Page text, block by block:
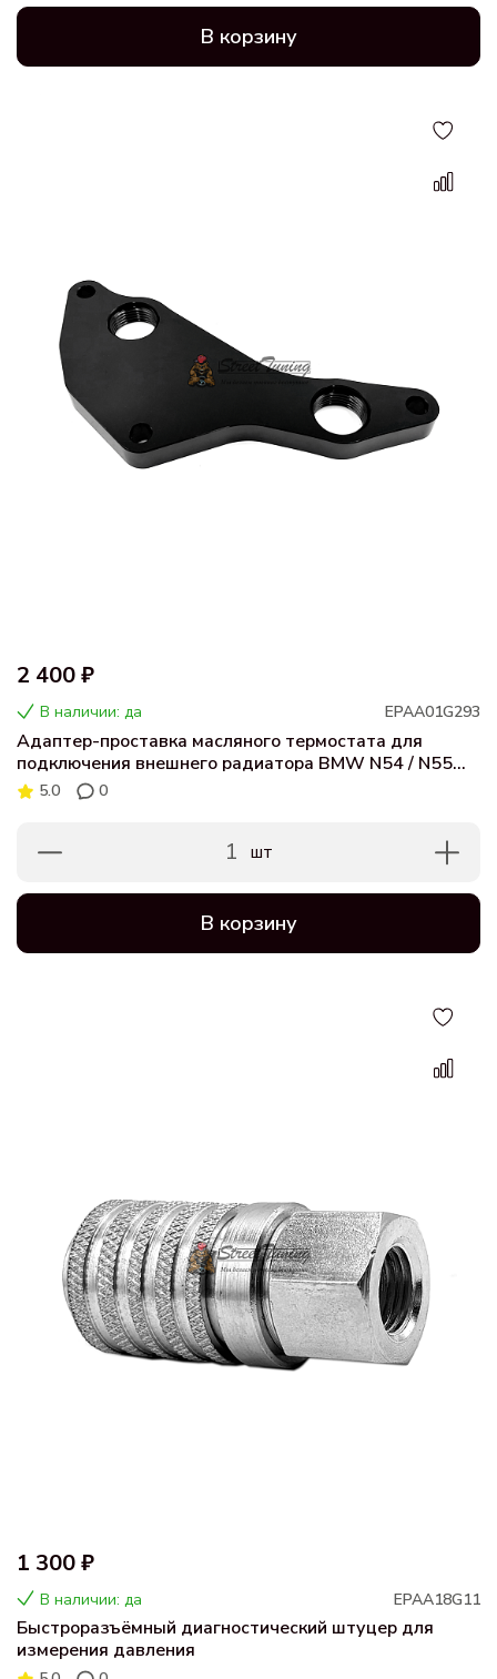
В корзину
2 400 ₽
В наличии: да EPAA01G293
Адаптер-проставка масляного термостата для
подключения внешнего радиатора BMW N54 / N55
(E82, E90, E92, E93, E60, E61, F01, Z4)
5.0 0
1 шт
В корзину
1 300 ₽
В наличии: да EPAA18G11
Быстроразъёмный диагностический штуцер для
измерения давления